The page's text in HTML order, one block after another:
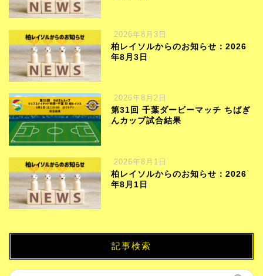
2026年8月3日
柏レイソルからのお知らせ：2026
年8月3日
2026年8月2日
第31回 千葉ダービーマッチ ちばぎ
んカップ試合結果
2026年8月1日
柏レイソルからのお知らせ：2026
年8月1日
記事検索